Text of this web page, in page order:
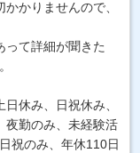
かりませんので、
って詳細が聞きた
休み、日祝休み、
夜勤のみ、未経験活
祝のみ、年休110日